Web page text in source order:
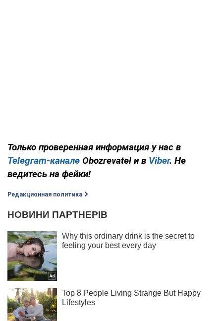
Только проверенная информация у нас в
Telegram-канале Obozrevatel и в Viber. Не
ведитесь на фейки!
Редакционная политика